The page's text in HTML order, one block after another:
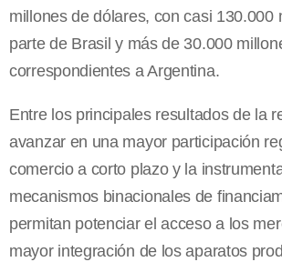
millones de dólares, con casi 130.000
parte de Brasil y más de 30.000
correspondientes a Argentina.
Entre los principales resultados de la
avanzar en una mayor participación
comercio a corto plazo y la
mecanismos binacionales de
permitan potenciar el acceso a los
mayor integración de los aparatos